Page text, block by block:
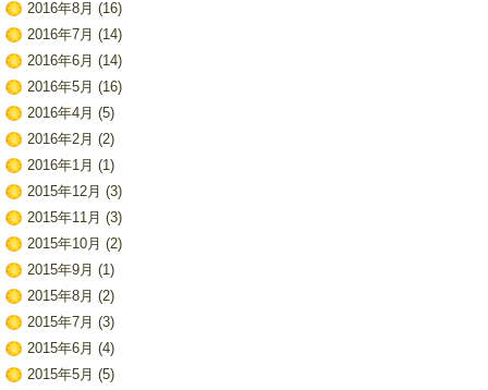
2016年8月 (16)
2016年7月 (14)
2016年6月 (14)
2016年5月 (16)
2016年4月 (5)
2016年2月 (2)
2016年1月 (1)
2015年12月 (3)
2015年11月 (3)
2015年10月 (2)
2015年9月 (1)
2015年8月 (2)
2015年7月 (3)
2015年6月 (4)
2015年5月 (5)